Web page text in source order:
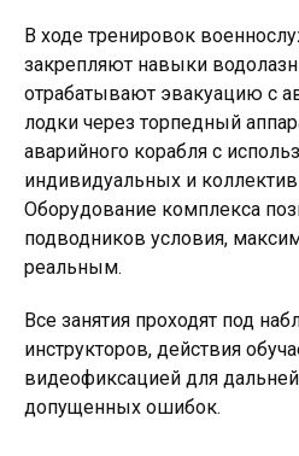
В ходе тренировок
закрепляют навыки
отрабатывают эвакуацию с
лодки через торпедный
аварийного корабля с
индивидуальных и
Оборудование комплекса
подводников условия,
реальным.
Все занятия проходят под
инструкторов, действия
видеофиксацией для
допущенных ошибок.